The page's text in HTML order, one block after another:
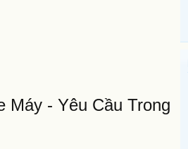
Máy - Yêu Cầu Trong